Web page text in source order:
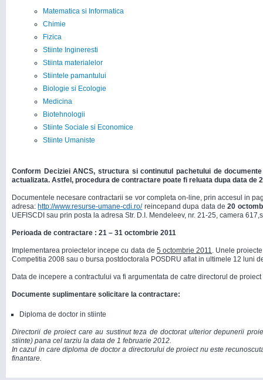
Matematica si Informatica
Chimie
Fizica
Stiinte Ingineresti
Stiinta materialelor
Stiintele pamantului
Biologie si Ecologie
Medicina
Biotehnologii
Stiinte Sociale si Economice
Stiinte Umaniste
Conform Deciziei ANCS, structura si continutul pachetului de
actualizata. Astfel, procedura de contractare poate fi reluata dupa data de
Documentele necesare contractarii se vor completa on-line, prin accesul in
adresa: http://www.resurse-umane-cdi.ro/reincepand dupa data de20
UEFISCDI sau prin posta la adresa Str. D.I. Mendeleev, nr. 21-25, camera
Perioada de contractare : 21 – 31 octombrie 2011
Implementarea proiectelor incepe cu data de 5 octombrie 2011. Unele
Competitia 2008 sau o bursa postdoctorala POSDRU aflat in ultimele 12 luni
Data de incepere a contractului va fi argumentata de catre directorul de
Documente suplimentare solicitare la contractare:
Diploma de doctor in stiinte
Directorii de proiect care au sustinut teza de doctorat ulterior depunerii
stiinte) pana cel tarziu la data de 1 februarie 2012.
In cazul in care diploma de doctor a directorului de proiect nu este
finantare.